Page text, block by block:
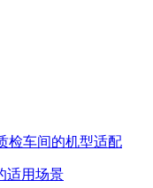
检车间的机型适配
适用场景